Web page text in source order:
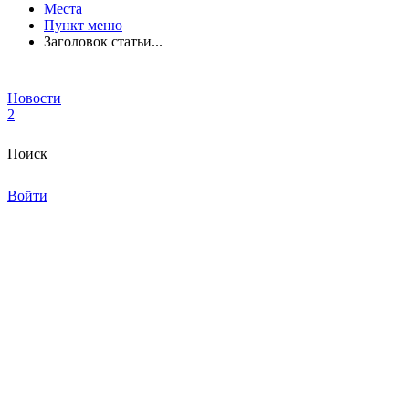
Места
Пункт меню
Заголовок статьи...
Новости
2
Поиск
Войти